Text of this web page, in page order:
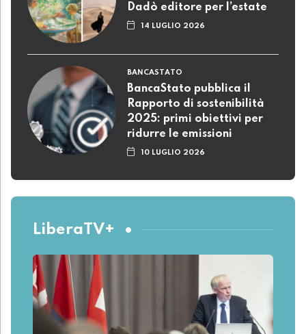
Dadò editore per l’estate
14 LUGLIO 2026
BANCASTATO
BancaStato pubblica il
Rapporto di sostenibilità
2025: primi obiettivi per
ridurre le emissioni
10 LUGLIO 2026
LiberaTV+